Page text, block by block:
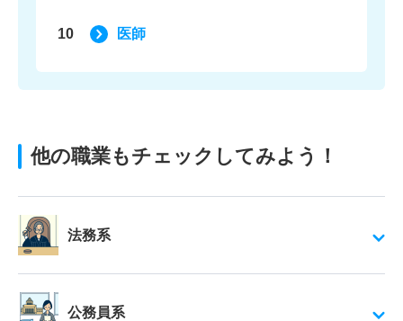
10 医師
他の職業もチェックしてみよう！
法務系
公務員系